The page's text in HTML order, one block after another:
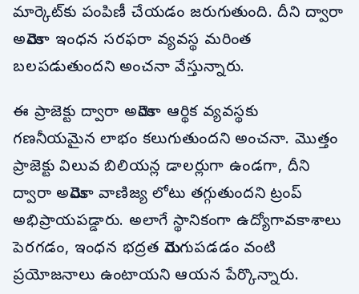
మార్కెట్‌కు పంపిణీ చేయడం జరుగుతుంది. దీని ద్వారా
అమెరికా ఇంధన సరఫరా వ్యవస్థ మరింత
బలపడుతుందని అంచనా వేస్తున్నారు.
ఈ ప్రాజెక్టు ద్వారా అమెరికా ఆర్థిక వ్యవస్థకు
గణనీయమైన లాభం కలుగుతుందని అంచనా. మొత్తం
ప్రాజెక్టు విలువ బిలియన్ల డాలర్లుగా ఉండగా, దీని
ద్వారా అమెరికా వాణిజ్య లోటు తగ్గుతుందని ట్రంప్
అభిప్రాయపడ్డారు. అలాగే స్థానికంగా ఉద్యోగావకాశాలు
పెరగడం, ఇంధన భద్రత మెరుగుపడడం వంటి
ప్రయోజనాలు ఉంటాయని ఆయన పేర్కొన్నారు.